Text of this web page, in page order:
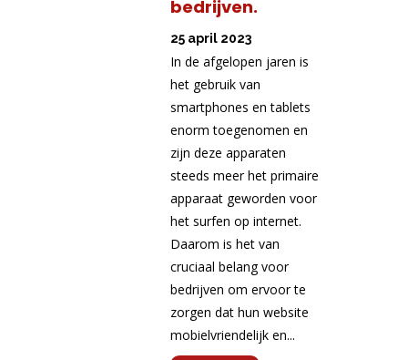
bedrijven.
25 april 2023
In de afgelopen jaren is
het gebruik van
smartphones en tablets
enorm toegenomen en
zijn deze apparaten
steeds meer het primaire
apparaat geworden voor
het surfen op internet.
Daarom is het van
cruciaal belang voor
bedrijven om ervoor te
zorgen dat hun website
mobielvriendelijk en...